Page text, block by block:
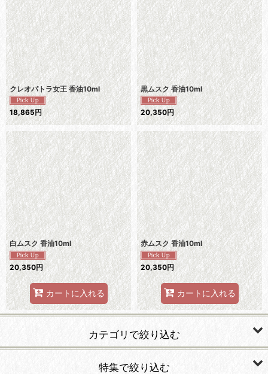
クレオパトラ女王 香油10ml
18,865円
黒ムスク 香油10ml
20,350円
白ムスク 香油10ml
20,350円
カートに入れる
赤ムスク 香油10ml
20,350円
カートに入れる
カテゴリで絞り込む
エジプト香油(Egyptian Perfumed Oil)
特集で絞り込む